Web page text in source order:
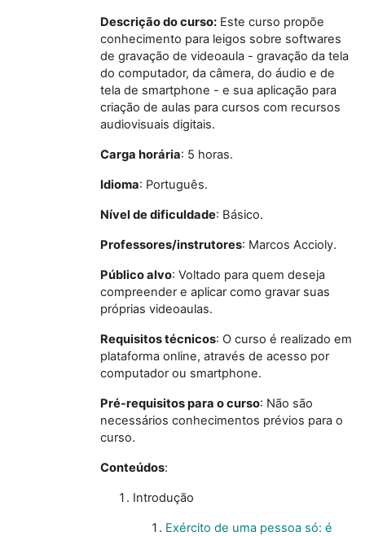
Descrição do curso: Este curso propõe
conhecimento para leigos sobre softwares
de gravação de videoaula - gravação da tela
do computador, da câmera, do áudio e de
tela de smartphone - e sua aplicação para
criação de aulas para cursos com recursos
audiovisuais digitais.
Carga horária: 5 horas.
Idioma: Português.
Nível de dificuldade: Básico.
Professores/instrutores: Marcos Accioly.
Público alvo: Voltado para quem deseja
compreender e aplicar como gravar suas
próprias videoaulas.
Requisitos técnicos: O curso é realizado em
plataforma online, através de acesso por
computador ou smartphone.
Pré-requisitos para o curso: Não são
necessários conhecimentos prévios para o
curso.
Conteúdos:
Introdução
Exército de uma pessoa só: é